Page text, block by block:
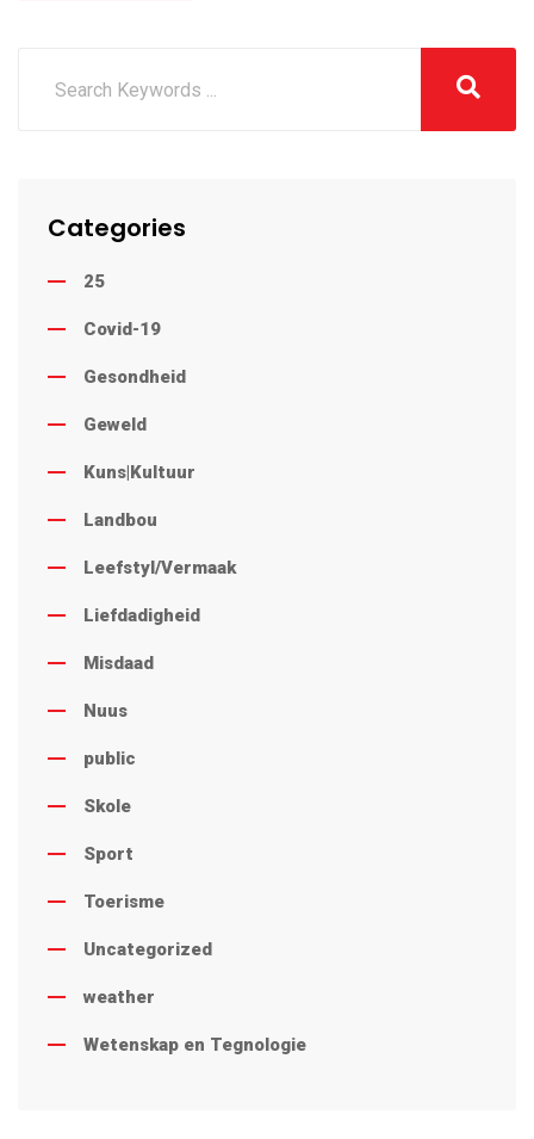
Categories
25
Covid-19
Gesondheid
Geweld
Kuns|Kultuur
Landbou
Leefstyl/Vermaak
Liefdadigheid
Misdaad
Nuus
public
Skole
Sport
Toerisme
Uncategorized
weather
Wetenskap en Tegnologie